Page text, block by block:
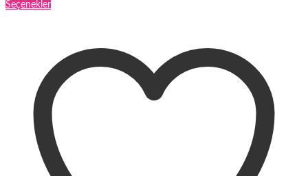
SeçeneklerBu
varyasyonu
var.
Seçenekler
ürün
sayfasından
seçilebilir